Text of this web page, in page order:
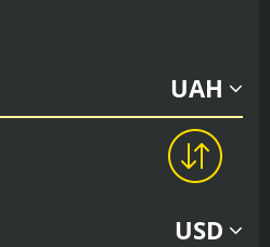
UAH
USD